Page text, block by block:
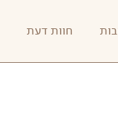
חוות דעת